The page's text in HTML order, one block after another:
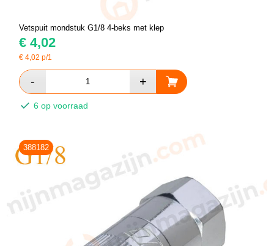
Vetspuit mondstuk G1/8 4-beks met klep
€ 4,02
€4,02 p/1
6 op voorraad
388182